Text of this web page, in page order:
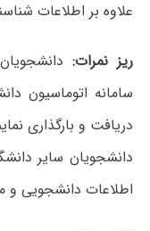
علاوه بر اطلاعات
ریز نمرات:
سامانه اتوماسیون
دریافت و بارگذاری
دانشجویان سایر
اطلاعات دانشجویی و